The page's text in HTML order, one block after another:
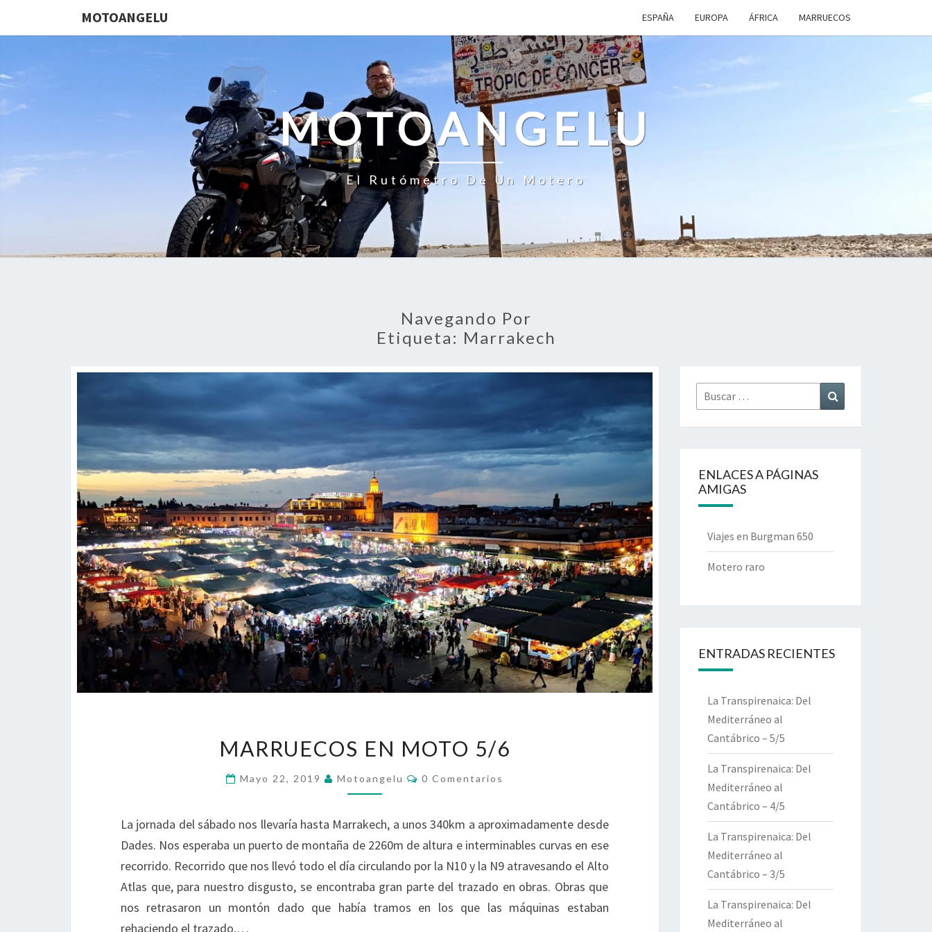
MOTOANGELU ESPAÑA EUROPA ÁFRICA MARRUECOS
MOTOANGELU
El Rutómetro De Un Motero
Navegando Por
Etiqueta: Marrakech
EN
MOTO
5/6
MARRUECOS EN MOTO 5/6
Mayo 22, 2019 Motoangelu Comentarios
0 Comentarios
La jornada del sábado nos llevaría hasta Marrakech, a unos 340km a aproximadamente desde
Dades. Nos esperaba un puerto de montaña de 2260m de altura e interminables curvas en ese
recorrido. Recorrido que nos llevó todo el día circulando por la N10 y la N9 atravesando el Alto
Atlas que, para nuestro disgusto, se encontraba gran parte del trazado en obras. Obras que
nos retrasaron un montón dado que había tramos en los que las máquinas estaban
rehaciendo el trazado,…
Buscar
por:
ENLACES A PÁGINAS
AMIGAS
Viajes en Burgman 650
Motero raro
ENTRADAS RECIENTES
La Transpirenaica: Del
Mediterráneo al
Cantábrico – 5/5
La Transpirenaica: Del
Mediterráneo al
Cantábrico – 4/5
La Transpirenaica: Del
Mediterráneo al
Cantábrico – 3/5
La Transpirenaica: Del
Mediterráneo al